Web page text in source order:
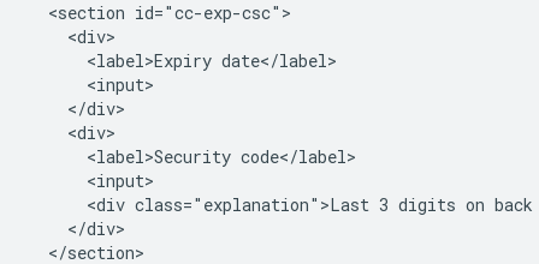
  <section id="cc-exp-csc">
    <div>
      <label>Expiry date</label>
      <input>
    </div>
    <div>
      <label>Security code</label>
      <input>
<div class="explanation">Last 3 digits on back
    </div>
  </section>